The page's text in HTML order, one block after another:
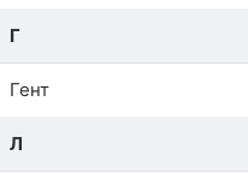
Г
Гент
Л